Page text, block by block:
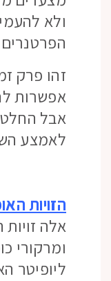
ולא
זהו פרק
אפשרות
אבל
לאמצע
הזויות
אלה
ומרקורי
ליופיטר